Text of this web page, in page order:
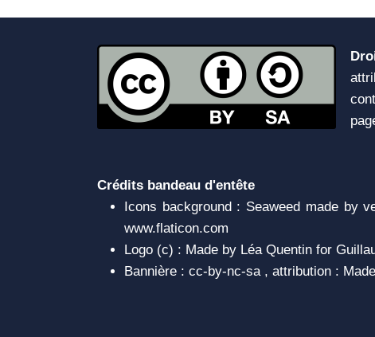
Crédits bandeau d'entête
Icons background : Seaweed made by
www.flaticon.com
Logo (c) : Made by Léa Quentin for
Bannière : cc-by-nc-sa , attribution :